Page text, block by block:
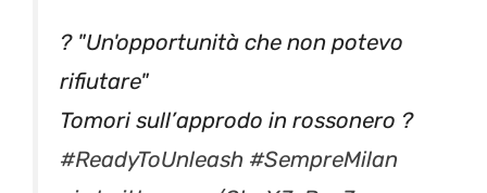
?️ "Un'opportunità che non potevo
rifiutare"
Tomori sull’approdo in rossonero ?
#ReadyToUnleash #SempreMilan